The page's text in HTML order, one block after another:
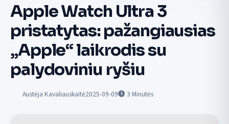
Apple Watch Ultra 3
pristatytas: pažangiausias
„Apple“ laikrodis su
palydoviniu ryšiu
Austėja Kavaliauskaitė2025-09-09 3 Minutės